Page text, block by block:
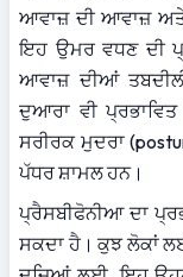
ਆਵਾਜ਼ ਦੀ ਆਵਾਜ਼
ਇਹ ਉਮਰ ਵਧਣ ਦੀ
ਆਵਾਜ਼ ਦੀਆਂ
ਦੁਆਰਾ ਵੀ
ਸਰੀਰਕ ਮੁਦਰਾ
ਪੱਧਰ ਸ਼ਾਮਲ ਹਨ।
ਪ੍ਰੈਸਬੀਫੋਨੀਆ ਦਾ
ਸਕਦਾ ਹੈ। ਕੁਝ ਲੋਕਾਂ